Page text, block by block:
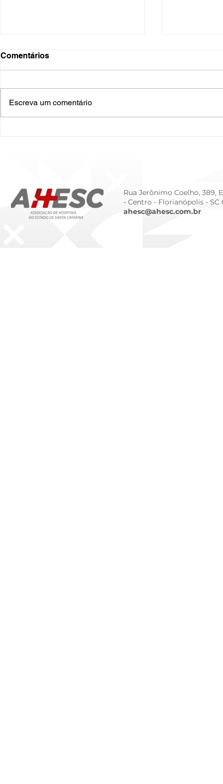
Comentários
Escreva um comentário
Rua Jerônimo Coelho, 389,
- Centro - Florianópolis - SC
ahesc@ahesc.com.br